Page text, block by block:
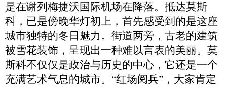
是在谢列梅捷沃国际机场在降落。抵达莫斯
科，已是傍晚华灯初上， 首先感受到的是这座
城市独特的冬日魅力。街道两旁，古老的建筑
被雪花装饰，呈现出一种难以言表的美丽。莫
斯科不仅仅是政治与历史的中心，它还是一个
充满艺术气息的城市。 “红场阅兵”， 大家肯定